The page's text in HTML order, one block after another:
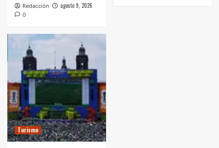
Redacción agosto 9, 2026
0
Turismo